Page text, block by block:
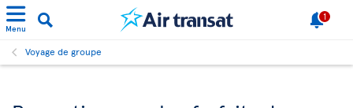
Menu
1
Voyage de groupe